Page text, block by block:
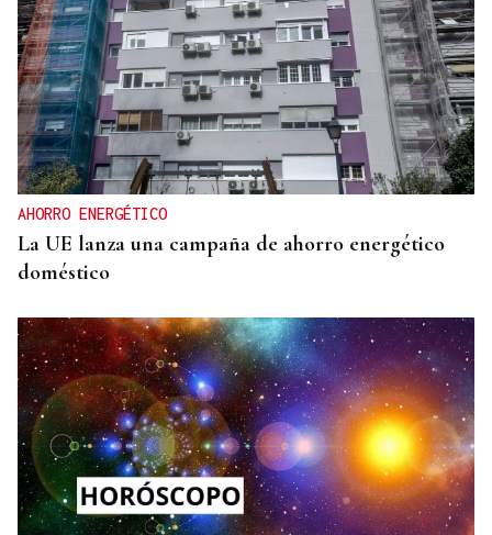
AHORRO ENERGÉTICO
La UE lanza una campaña de ahorro energético
doméstico